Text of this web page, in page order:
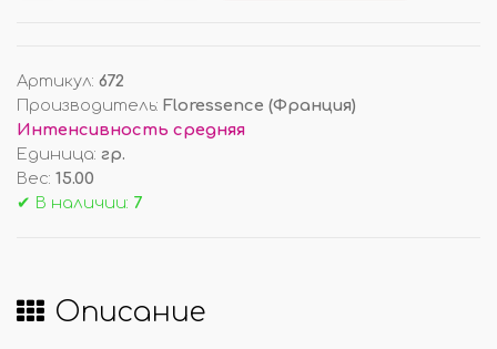
Артикул: 672
Производитель: Floressence (Франция)
Интенсивность средняя
Единица: гр.
Вес: 15.00
✔ В наличии: 7
Описание